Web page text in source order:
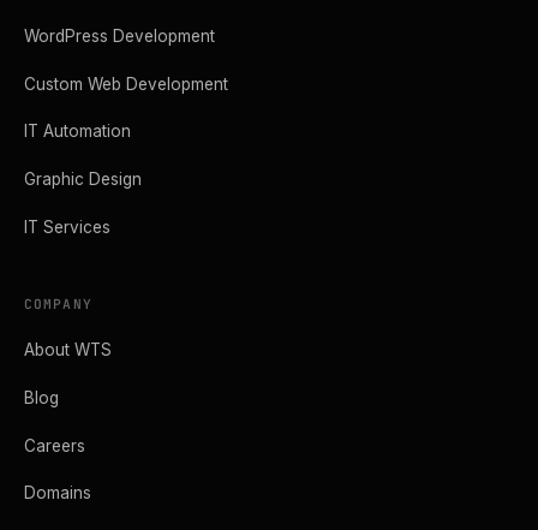
WordPress Development
Custom Web Development
IT Automation
Graphic Design
IT Services
COMPANY
About WTS
Blog
Careers
Domains